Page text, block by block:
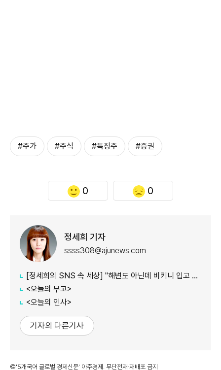
#주가 #주식 #특징주 #증권
0 0
정세희 기자
ssss308@ajunews.com
[정세희의 SNS 속 세상] "해변도 아닌데 비키니 입고 마트까지?"…해운대 '수영복 외출' 갑론을박
<오늘의 부고>
<오늘의 인사>
기자의 다른기사
©'5개국어 글로벌 경제신문' 아주경제. 무단전재·재배포 금지